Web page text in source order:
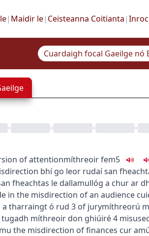
| Maidir le| Ceisteanna Coitianta |
• • •
•
of attentionmíthreoirfem5
bhí go leor rudaí san
fheachtas le dallamullóg a chur ar
in the misdirection of an audience
a tharraingt ó rud 3 of jurymíthreorú
tugadh míthreoir don ghiúiré4 misuse
mu the misdirection of finances cur